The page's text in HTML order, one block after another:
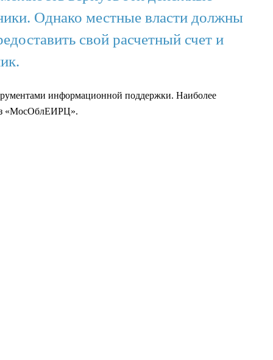
Однако местные власти должны
свой расчетный счет и
информационной поддержки. Наиболее
«МосОблЕИРЦ».